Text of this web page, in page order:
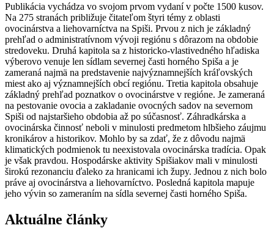
Publikácia vychádza vo svojom prvom vydaní v počte 1500 kusov.
Na 275 stranách približuje čitateľom štyri témy z oblasti
ovocinárstva a liehovarníctva na Spiši. Prvou z nich je základný
prehľad o administratívnom vývoji regiónu s dôrazom na obdobie
stredoveku. Druhá kapitola sa z historicko-vlastivedného hľadiska
výberovo venuje len sídlam severnej časti horného Spiša a je
zameraná najmä na predstavenie najvýznamnejších kráľovských
miest ako aj významnejších obcí regiónu. Tretia kapitola obsahuje
základný prehľad poznatkov o ovocinárstve v regióne. Je zameraná
na pestovanie ovocia a zakladanie ovocných sadov na severnom
Spiši od najstaršieho obdobia až po súčasnosť. Záhradkárska a
ovocinárska činnosť neboli v minulosti predmetom hlbšieho záujmu
kronikárov a historikov. Mohlo by sa zdať, že z dôvodu najmä
klimatických podmienok tu neexistovala ovocinárska tradícia. Opak
je však pravdou. Hospodárske aktivity Spišiakov mali v minulosti
širokú rezonanciu ďaleko za hranicami ich župy. Jednou z nich bolo
práve aj ovocinárstva a liehovarníctvo. Posledná kapitola mapuje
jeho vývin so zameraním na sídla severnej časti horného Spiša.
Aktuálne články